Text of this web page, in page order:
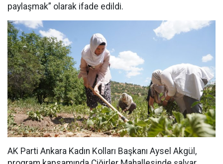
paylaşmak” olarak ifade edildi.
AK Parti Ankara Kadın Kolları Başkanı Aysel Akgül,